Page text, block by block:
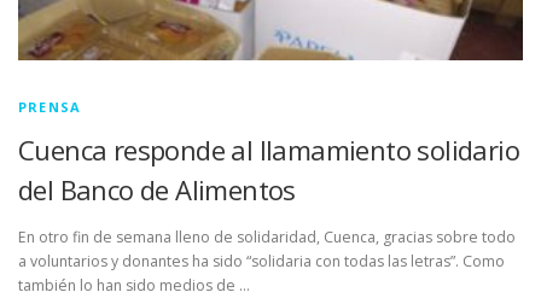
PRENSA
Cuenca responde al llamamiento solidario
del Banco de Alimentos
En otro fin de semana lleno de solidaridad, Cuenca, gracias sobre todo
a voluntarios y donantes ha sido “solidaria con todas las letras”. Como
también lo han sido medios de …